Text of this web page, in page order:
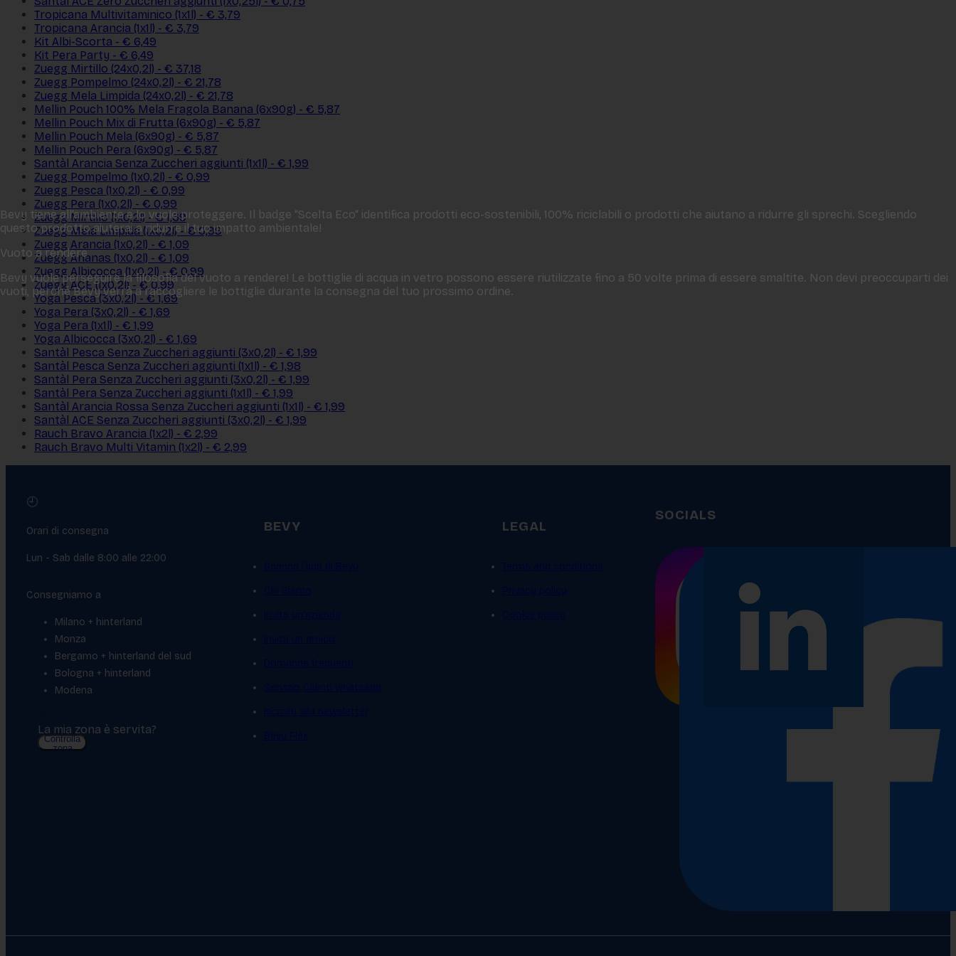
Bevy tiene all‘ambiente e lo vuole proteggere. Il badge “Scelta Eco“ identifica prodotti eco-sostenibili, 100% riciclabili o prodotti che aiutano a ridurre gli sprechi. Scegliendo
questo prodotto aiuterai a ridurre il tuo impatto ambientale!
Vuoto a rendere
Bevy vuole perseguire la filosofia del vuoto a rendere! Le bottiglie di acqua in vetro possono essere riutilizzate fino a 50 volte prima di essere smaltite. Non devi preoccuparti dei
vuoti, perché Bevy verrà a raccogliere le bottiglie durante la consegna del tuo prossimo ordine.
Tropicana Multivitaminico (1x1l) - € 3,79
Tropicana Arancia (1x1l) - € 3,79
Kit Albi-Scorta - € 6,49
Kit Pera Party - € 6,49
Zuegg Mirtillo (24x0,2l) - € 37,18
Zuegg Pompelmo (24x0,2l) - € 21,78
Zuegg Mela Limpida (24x0,2l) - € 21,78
Mellin Pouch 100% Mela Fragola Banana (6x90g) - € 5,87
Mellin Pouch Mix di Frutta (6x90g) - € 5,87
Mellin Pouch Mela (6x90g) - € 5,87
Mellin Pouch Pera (6x90g) - € 5,87
Santàl Arancia Senza Zuccheri aggiunti (1x1l) - € 1,99
Zuegg Pompelmo (1x0,2l) - € 0,99
Zuegg Pesca (1x0,2l) - € 0,99
Zuegg Pera (1x0,2l) - € 0,99
Zuegg Mirtillo (1x0,2l) - € 1,69
Zuegg Mela Limpida (1x0,2l) - € 0,99
Zuegg Arancia (1x0,2l) - € 1,09
Zuegg Ananas (1x0,2l) - € 1,09
Zuegg Albicocca (1x0,2l) - € 0,99
Zuegg ACE (1x0,2l) - € 0,99
Yoga Pesca (3x0,2l) - € 1,69
Yoga Pera (3x0,2l) - € 1,69
Yoga Pera (1x1l) - € 1,99
Yoga Albicocca (3x0,2l) - € 1,69
Santàl Pesca Senza Zuccheri aggiunti (3x0,2l) - € 1,99
Santàl Pesca Senza Zuccheri aggiunti (1x1l) - € 1,98
Santàl Pera Senza Zuccheri aggiunti (3x0,2l) - € 1,99
Santàl Pera Senza Zuccheri aggiunti (1x1l) - € 1,99
Santàl Arancia Rossa Senza Zuccheri aggiunti (1x1l) - € 1,99
Santàl ACE Senza Zuccheri aggiunti (3x0,2l) - € 1,99
Rauch Bravo Arancia (1x2l) - € 2,99
Rauch Bravo Multi Vitamin (1x2l) - € 2,99
🕘
Orari di consegna
Lun - Sab dalle 8:00 alle 22:00
Consegniamo a
Milano + hinterland
Monza
Bergamo + hinterland del sud
Bologna + hinterland
Modena
La mia zona è servita?
Controlla
zona
BEVY LEGAL
SOCIALS